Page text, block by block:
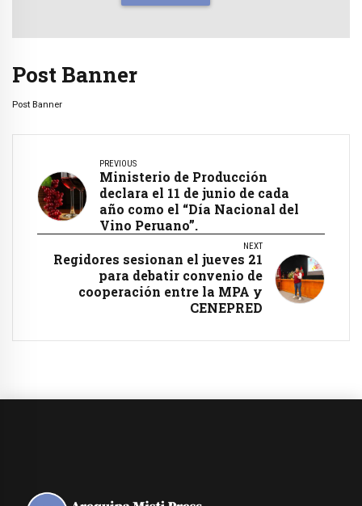
Post Banner
Post Banner
PREVIOUS
Ministerio de Producción
declara el 11 de junio de cada
año como el “Día Nacional del
Vino Peruano”.
NEXT
Regidores sesionan el jueves 21
para debatir convenio de
cooperación entre la MPA y
CENEPRED